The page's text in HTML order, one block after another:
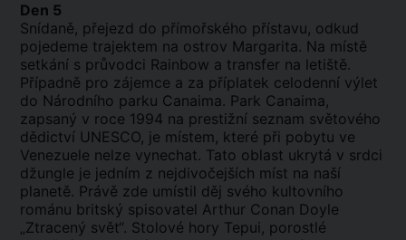
Den 5
Snídaně, přejezd do přímořského přístavu, odkud
pojedeme trajektem na ostrov Margarita. Na místě
setkání s průvodci Rainbow a transfer na letiště.
Případně pro zájemce a za příplatek celodenní výlet
do Národního parku Canaima. Park Canaima,
zapsaný v roce 1994 na prestižní seznam světového
dědictví UNESCO, je místem, které při pobytu ve
Venezuele nelze vynechat. Tato oblast ukrytá v srdci
džungle je jedním z nejdivočejších míst na naší
planetě. Právě zde umístil děj svého kultovního
románu britský spisovatel Arthur Conan Doyle
„Ztracený svět“. Stolové hory Tepui, porostlé